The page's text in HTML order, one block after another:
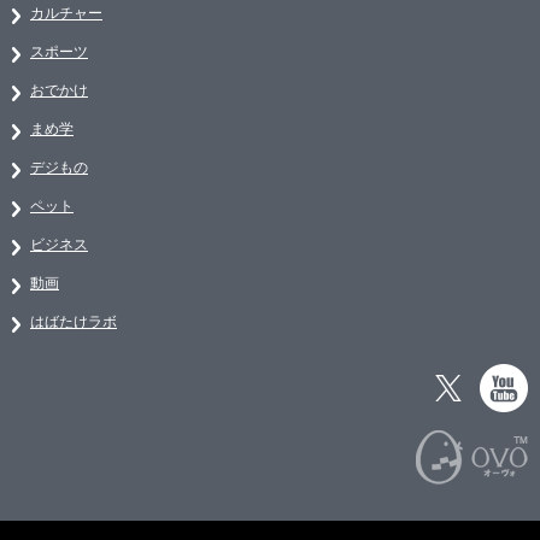
カルチャー
スポーツ
おでかけ
まめ学
デジもの
ペット
ビジネス
動画
はばたけラボ